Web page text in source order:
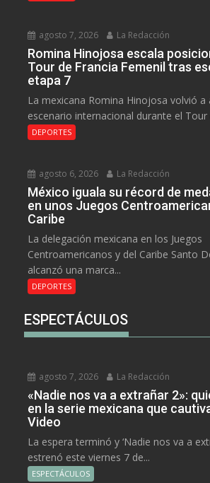
agosto 7, 2026 La Redacción
Romina Hinojosa escala
Tour de Francia Femenil tras
etapa 7
La mexicana Romina Hinojosa volvió a
escenario internacional durante el Tour
DEPORTES
agosto 6, 2026 La Redacción
México iguala su récord de
en unos Juegos
Caribe
La delegación mexicana en los Juegos
Centroamericanos y del Caribe Santo
alcanzó una marca...
DEPORTES
ESPECTÁCULOS
agosto 7, 2026 La Redacción
«Nadie nos va a extrañar 2»:
en la serie mexicana que
Video
La espera terminó y ‘Nadie nos va a
estrenó este viernes 7 de...
ESPECTÁCULOS